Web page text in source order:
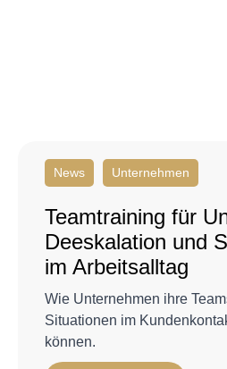
News Unternehmen
Teamtraining für
Deeskalation und
im Arbeitsalltag
Wie Unternehmen ihre
Situationen im
können.